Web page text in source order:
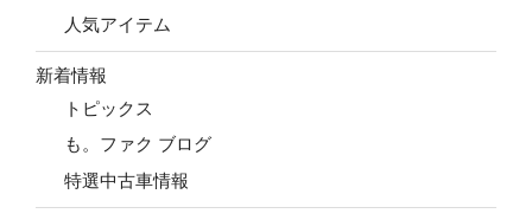
人気アイテム
新着情報
トピックス
も。ファク ブログ
特選中古車情報